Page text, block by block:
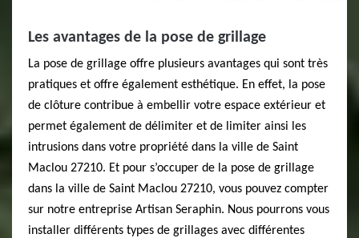
Les avantages de la pose de grillage
La pose de grillage offre plusieurs avantages qui sont très
pratiques et offre également esthétique. En effet, la pose
de clôture contribue à embellir votre espace extérieur et
permet également de délimiter et de limiter ainsi les
intrusions dans votre propriété dans la ville de Saint
Maclou 27210. Et pour s’occuper de la pose de grillage
dans la ville de Saint Maclou 27210, vous pouvez compter
sur notre entreprise Artisan Seraphin. Nous pourrons vous
installer différents types de grillages avec différentes